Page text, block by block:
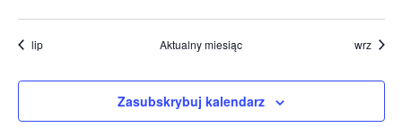
lip Aktualny miesiąc wrz
Zasubskrybuj kalendarz